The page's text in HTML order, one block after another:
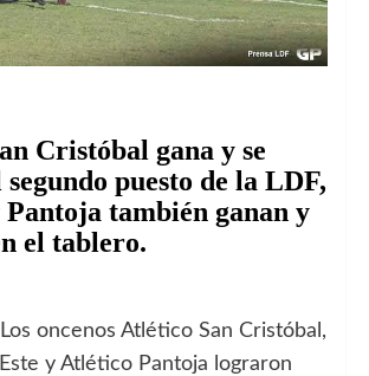
Cristóbal gana y se
segundo puesto de la LDF,
también ganan y
el tablero.
oncenos Atlético San Cristóbal,
y Atlético Pantoja lograron